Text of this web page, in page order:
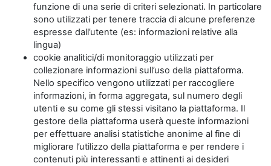
funzione di una serie di criteri selezionati. In particolare
sono utilizzati per tenere traccia di alcune preferenze
espresse dall’utente (es: informazioni relative alla
lingua)
cookie analitici/di monitoraggio utilizzati per
collezionare informazioni sull’uso della piattaforma.
Nello specifico vengono utilizzati per raccogliere
informazioni, in forma aggregata, sul numero degli
utenti e su come gli stessi visitano la piattaforma. Il
gestore della piattaforma userà queste informazioni
per effettuare analisi statistiche anonime al fine di
migliorare l’utilizzo della piattaforma e per rendere i
contenuti più interessanti e attinenti ai desideri